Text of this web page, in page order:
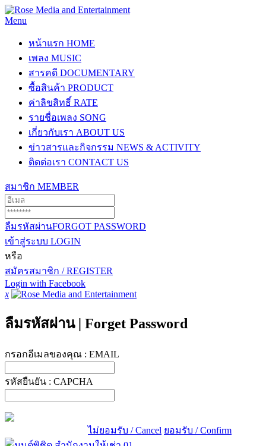
Menu
หน้าแรก HOME
เพลง MUSIC
สารคดี DOCUMENTARY
ซื้อสินค้า PRODUCT
ค่าลิขสิทธิ์ RATE
รายชื่อเพลง SONG
เกี่ยวกับเรา ABOUT US
ข่าวสารและกิจกรรม NEWS & ACTIVITY
ติดต่อเรา CONTACT US
สมาชิก MEMBER
ลืมรหัสผ่านFORGOT PASSWORD
เข้าสู่ระบบ LOGIN
หรือ
สมัครสมาชิก / REGISTER
Login with Facebook
x
ลืมรหัสผ่าน | Forget Password
กรอกอีเมลของคุณ : EMAIL
รหัสยืนยัน : CAPCHA
ไม่ยอมรับ / Cancel ยอมรับ / Confirm